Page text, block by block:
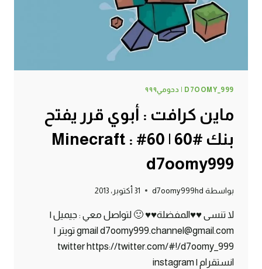
MINECRAFT
:
D7OOMY999
D7OOMY_999 | دحومي٩٩٩
ماين كرافت : أبوي قرر يفتح
بنك #60 | 60# Minecraft :
d7oomy999
بواسطة d7oomy999hd 31 أكتوبر، 2013
لا تنسى ♥♥المفضلة♥♥ 🙂 لتواصل معي : جيميل |
gmail d7oomy999.channel@gmail.com تويتر |
twitter https://twitter.com/#!/d7oomy_999
انستقرام | instagram